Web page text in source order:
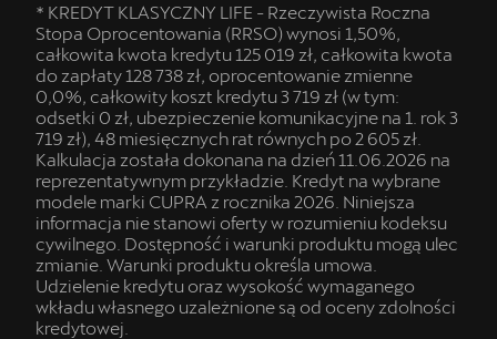
* KREDYT KLASYCZNY LIFE - Rzeczywista Roczna
Stopa Oprocentowania (RRSO) wynosi 1,50%,
całkowita kwota kredytu 125 019 zł, całkowita kwota
do zapłaty 128 738 zł, oprocentowanie zmienne
0,0%, całkowity koszt kredytu 3 719 zł (w tym:
odsetki 0 zł, ubezpieczenie komunikacyjne na 1. rok 3
719 zł), 48 miesięcznych rat równych po 2 605 zł.
Kalkulacja została dokonana na dzień 11.06.2026 na
reprezentatywnym przykładzie. Kredyt na wybrane
modele marki CUPRA z rocznika 2026. Niniejsza
informacja nie stanowi oferty w rozumieniu kodeksu
cywilnego. Dostępność i warunki produktu mogą ulec
zmianie. Warunki produktu określa umowa.
Udzielenie kredytu oraz wysokość wymaganego
wkładu własnego uzależnione są od oceny zdolności
kredytowej.